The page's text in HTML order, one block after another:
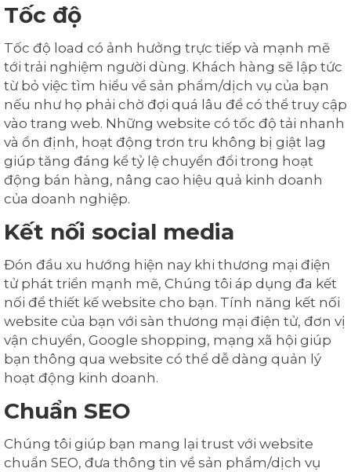
Tốc độ
Tốc độ load có ảnh hưởng trực tiếp và mạnh mẽ
tới trải nghiệm người dùng. Khách hàng sẽ lập tức
từ bỏ việc tìm hiểu về sản phẩm/dịch vụ của bạn
nếu như họ phải chờ đợi quá lâu để có thể truy cập
vào trang web. Những website có tốc độ tải nhanh
và ổn định, hoạt động trơn tru không bị giật lag
giúp tăng đáng kể tỷ lệ chuyển đổi trong hoạt
động bán hàng, nâng cao hiệu quả kinh doanh
của doanh nghiệp.
Kết nối social media
Đón đầu xu hướng hiện nay khi thương mại điện
tử phát triển mạnh mẽ, Chúng tôi áp dụng đa kết
nối để thiết kế website cho bạn. Tính năng kết nối
website của bạn với sàn thương mại điện tử, đơn vị
vận chuyển, Google shopping, mạng xã hội giúp
bạn thông qua website có thể dễ dàng quản lý
hoạt động kinh doanh.
Chuẩn SEO
Chúng tôi giúp bạn mang lại trust với website
chuẩn SEO, đưa thông tin về sản phẩm/dịch vụ